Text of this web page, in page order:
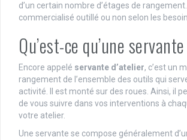
d’un certain nombre d’étages de
commercialisé outillé ou non selon les
Qu’est-ce qu’une
Encore appelé servante d’atelier, c’est un
rangement de l’ensemble des outils qui
activité. Il est monté sur des roues. Ainsi, il
de vous suivre dans vos interventions à
votre atelier.
Une servante se compose généralement